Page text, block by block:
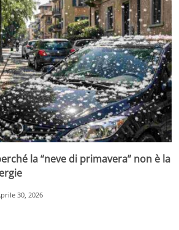
la “neve di primavera” non è la
30, 2026